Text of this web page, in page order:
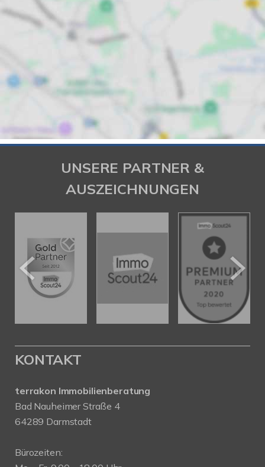
UNSERE PARTNER &
AUSZEICHNUNGEN
KONTAKT
terrakon Immobilienberatung
Bad Nauheimer Straße 4
64289 Darmstadt
Bürozeiten: